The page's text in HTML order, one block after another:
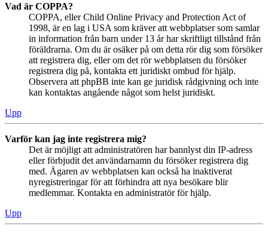
Vad är COPPA?
COPPA, eller Child Online Privacy and Protection Act of
1998, är en lag i USA som kräver att webbplatser som samlar
in information från barn under 13 år har skriftligt tillstånd från
föräldrarna. Om du är osäker på om detta rör dig som försöker
att registrera dig, eller om det rör webbplatsen du försöker
registrera dig på, kontakta ett juridiskt ombud för hjälp.
Observera att phpBB inte kan ge juridisk rådgivning och inte
kan kontaktas angående något som helst juridiskt.
Upp
Varför kan jag inte registrera mig?
Det är möjligt att administratören har bannlyst din IP-adress
eller förbjudit det användarnamn du försöker registrera dig
med. Ägaren av webbplatsen kan också ha inaktiverat
nyregistreringar för att förhindra att nya besökare blir
medlemmar. Kontakta en administratör för hjälp.
Upp